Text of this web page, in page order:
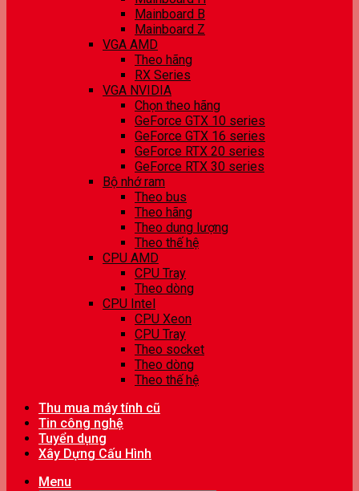
Mainboard B
Mainboard Z
VGA AMD
Theo hãng
RX Series
VGA NVIDIA
Chọn theo hãng
GeForce GTX 10 series
GeForce GTX 16 series
GeForce RTX 20 series
GeForce RTX 30 series
Bộ nhớ ram
Theo bus
Theo hãng
Theo dung lượng
Theo thế hệ
CPU AMD
CPU Tray
Theo dòng
CPU Intel
CPU Xeon
CPU Tray
Theo socket
Theo dòng
Theo thế hệ
Thu mua máy tính cũ
Tin công nghệ
Tuyển dụng
Xây Dựng Cấu Hình
Menu